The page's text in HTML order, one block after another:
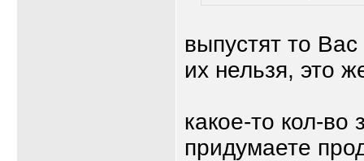
выпустят то
их нельзя, это
какое-то кол-во
придумаете